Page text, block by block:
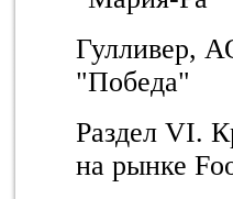
Гулливер,
"Победа"
Раздел VI.
на рынке